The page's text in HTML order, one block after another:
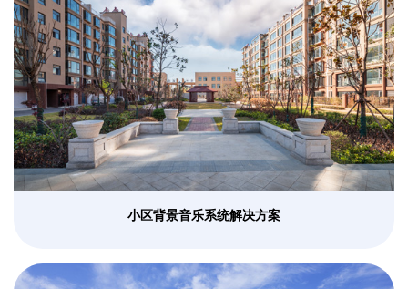
小区背景音乐系统解决方案